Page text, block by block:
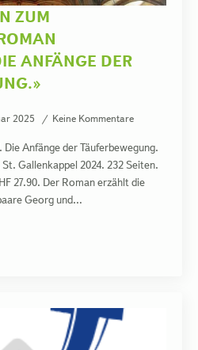
ZUM
ANFÄNGE DER
2025 Keine Kommentare
Anfänge der Täuferbewegung.
Gallenkappel 2024. 232 Seiten.
27.90. Der Roman erzählt die
Georg und…